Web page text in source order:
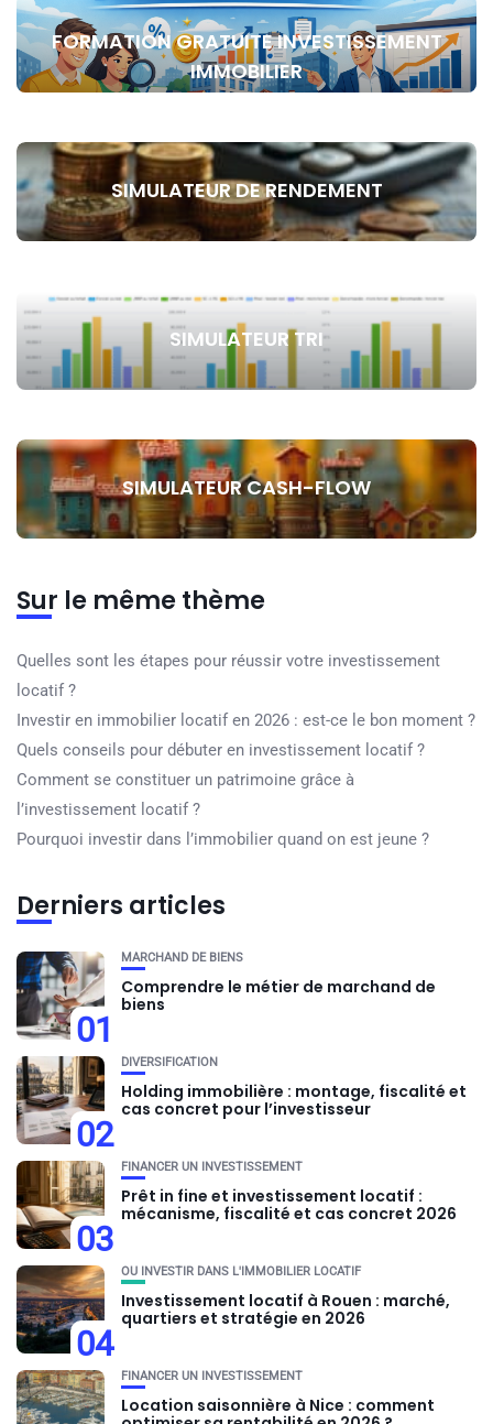
FORMATION GRATUITE INVESTISSEMENT
IMMOBILIER
SIMULATEUR DE RENDEMENT
SIMULATEUR TRI
SIMULATEUR CASH-FLOW
Sur le même thème
Quelles sont les étapes pour réussir votre investissement
locatif ?
Investir en immobilier locatif en 2026 : est-ce le bon moment ?
Quels conseils pour débuter en investissement locatif ?
Comment se constituer un patrimoine grâce à
l’investissement locatif ?
Pourquoi investir dans l’immobilier quand on est jeune ?
Derniers articles
01
MARCHAND DE BIENS
Comprendre le métier de marchand de
biens
02
DIVERSIFICATION
Holding immobilière : montage, fiscalité et
cas concret pour l’investisseur
03
FINANCER UN INVESTISSEMENT
Prêt in fine et investissement locatif :
mécanisme, fiscalité et cas concret 2026
04
OU INVESTIR DANS L'IMMOBILIER LOCATIF
Investissement locatif à Rouen : marché,
quartiers et stratégie en 2026
FINANCER UN INVESTISSEMENT
Location saisonnière à Nice : comment